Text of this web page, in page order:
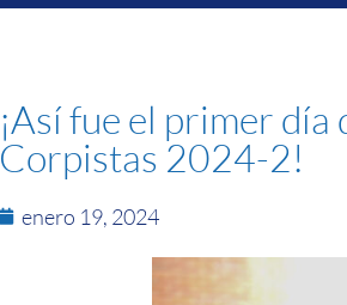
¡Así fue el primer
Corpistas 2024-2!
enero 19, 2024